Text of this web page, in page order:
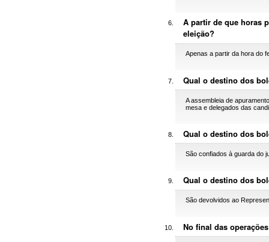
A partir de que horas
eleição?
Apenas a partir da hora do
Qual o destino dos
A assembleia de
mesa e delegados das
Qual o destino dos
São confiados à guarda do
Qual o destino dos
São devolvidos ao
No final das